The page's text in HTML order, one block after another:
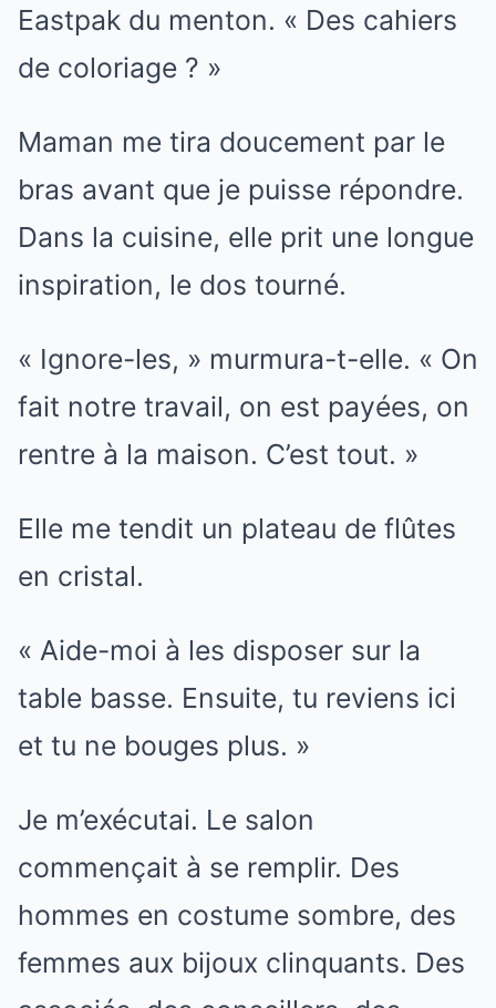
Eastpak du menton. « Des cahiers
de coloriage ? »
Maman me tira doucement par le
bras avant que je puisse répondre.
Dans la cuisine, elle prit une longue
inspiration, le dos tourné.
« Ignore-les, » murmura-t-elle. « On
fait notre travail, on est payées, on
rentre à la maison. C’est tout. »
Elle me tendit un plateau de flûtes
en cristal.
« Aide-moi à les disposer sur la
table basse. Ensuite, tu reviens ici
et tu ne bouges plus. »
Je m’exécutai. Le salon
commençait à se remplir. Des
hommes en costume sombre, des
femmes aux bijoux clinquants. Des